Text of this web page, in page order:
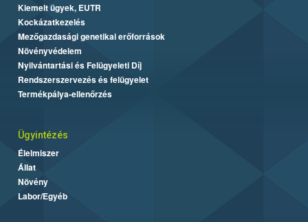
Kiemelt ügyek, EUTR
Kockázatkezelés
Mezőgazdasági genetikai erőforrások
Növényvédelem
Nyilvántartási és Felügyeleti Díj
Rendszerszervezés és felügyelet
Termékpálya-ellenőrzés
Ügyintézés
Élelmiszer
Állat
Növény
Labor/Egyéb